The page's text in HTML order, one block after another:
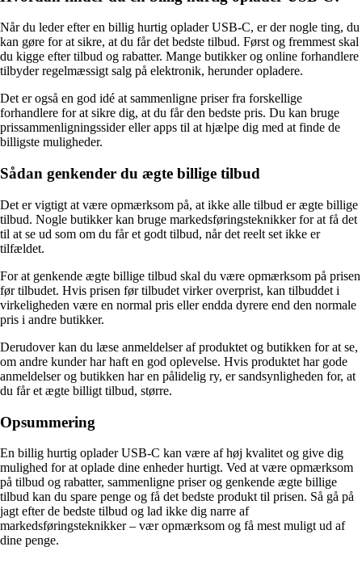
Når du leder efter en billig hurtig oplader USB-C, er der nogle ting, du
kan gøre for at sikre, at du får det bedste tilbud. Først og fremmest skal
du kigge efter tilbud og rabatter. Mange butikker og online forhandlere
tilbyder regelmæssigt salg på elektronik, herunder opladere.
Det er også en god idé at sammenligne priser fra forskellige
forhandlere for at sikre dig, at du får den bedste pris. Du kan bruge
prissammenligningssider eller apps til at hjælpe dig med at finde de
billigste muligheder.
Sådan genkender du ægte billige tilbud
Det er vigtigt at være opmærksom på, at ikke alle tilbud er ægte billige
tilbud. Nogle butikker kan bruge markedsføringsteknikker for at få det
til at se ud som om du får et godt tilbud, når det reelt set ikke er
tilfældet.
For at genkende ægte billige tilbud skal du være opmærksom på prisen
før tilbudet. Hvis prisen før tilbudet virker overprist, kan tilbuddet i
virkeligheden være en normal pris eller endda dyrere end den normale
pris i andre butikker.
Derudover kan du læse anmeldelser af produktet og butikken for at se,
om andre kunder har haft en god oplevelse. Hvis produktet har gode
anmeldelser og butikken har en pålidelig ry, er sandsynligheden for, at
du får et ægte billigt tilbud, større.
Opsummering
En billig hurtig oplader USB-C kan være af høj kvalitet og give dig
mulighed for at oplade dine enheder hurtigt. Ved at være opmærksom
på tilbud og rabatter, sammenligne priser og genkende ægte billige
tilbud kan du spare penge og få det bedste produkt til prisen. Så gå på
jagt efter de bedste tilbud og lad ikke dig narre af
markedsføringsteknikker – vær opmærksom og få mest muligt ud af
dine penge.